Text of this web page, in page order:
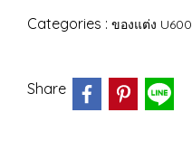
Categories : ของแต่ง U600
Share